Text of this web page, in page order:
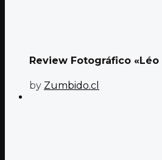
Review Fotográfico
by Zumbido.cl